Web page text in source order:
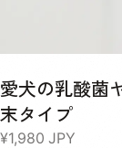
愛犬の乳酸菌
末タイプ
¥1,980 JPY